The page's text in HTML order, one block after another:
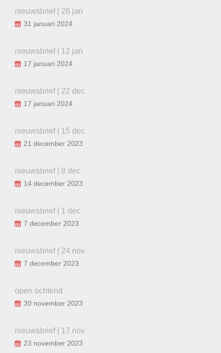
nieuwsbrief | 26 jan
31 januari 2024
nieuwsbrief | 12 jan
17 januari 2024
nieuwsbrief | 22 dec
17 januari 2024
nieuwsbrief | 15 dec
21 december 2023
nieuwsbrief | 8 dec
14 december 2023
nieuwsbrief | 1 dec
7 december 2023
nieuwsbrief | 24 nov
7 december 2023
open ochtend
30 november 2023
nieuwsbrief | 17 nov
23 november 2023